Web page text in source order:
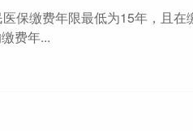
保缴费年限最低为15年，且在
费年...